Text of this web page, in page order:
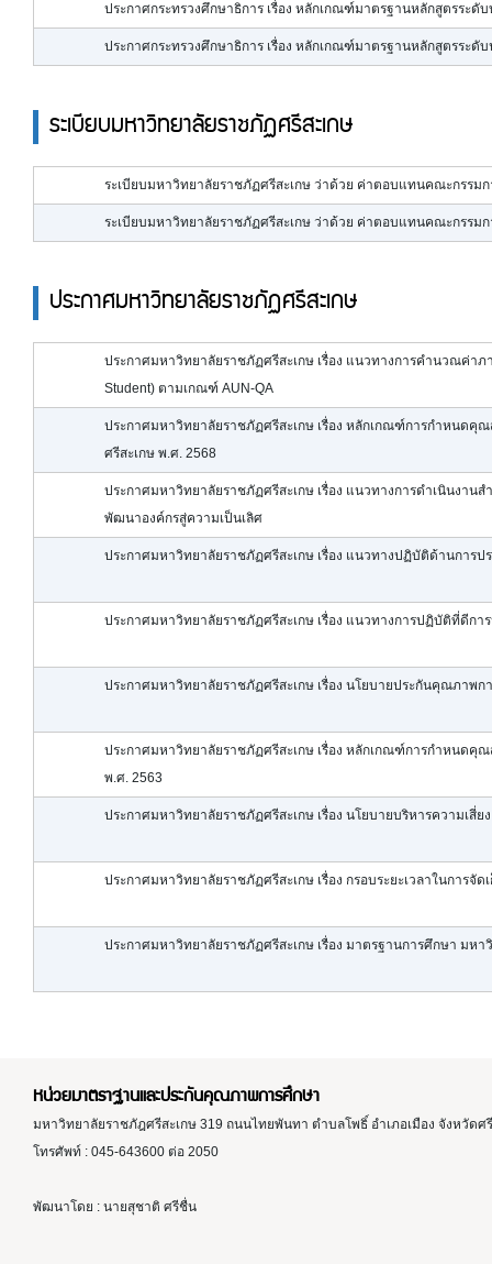
ประกาศกระทรวงศึกษาธิการ เรื่อง หลักเกณฑ์มาตรฐานหลักสูตรระ
ประกาศกระทรวงศึกษาธิการ เรื่อง หลักเกณฑ์มาตรฐานหลักสูตรระดั
ระเบียบมหาวิทยาลัยราชภัฏศรีสะเกษ
ระเบียบมหาวิทยาลัยราชภัฏศรีสะเกษ ว่าด้วย ค่าตอบแทนคณะกรร
ระเบียบมหาวิทยาลัยราชภัฏศรีสะเกษ ว่าด้วย ค่าตอบแทนคณะกรรม
ประกาศมหาวิทยาลัยราชภัฏศรีสะเกษ
ประกาศมหาวิทยาลัยราชภัฏศรีสะเกษ เรื่อง แนวทางการคำนวณค่าภา
Student) ตามเกณฑ์ AUN-QA
ประกาศมหาวิทยาลัยราชภัฏศรีสะเกษ เรื่อง หลักเกณฑ์การกำหนด
ศรีสะเกษ พ.ศ. 2568
ประกาศมหาวิทยาลัยราชภัฏศรีสะเกษ เรื่อง แนวทางการดำเนินงา
พัฒนาองค์กรสู่ความเป็นเลิศ
ประกาศมหาวิทยาลัยราชภัฏศรีสะเกษ เรื่อง แนวทางปฏิบัติด้านการ
ประกาศมหาวิทยาลัยราชภัฏศรีสะเกษ เรื่อง แนวทางการปฏิบัติที่ดีก
ประกาศมหาวิทยาลัยราชภัฏศรีสะเกษ เรื่อง นโยบายประกันคุณภาพก
ประกาศมหาวิทยาลัยราชภัฏศรีสะเกษ เรื่อง หลักเกณฑ์การกำหนด
พ.ศ. 2563
ประกาศมหาวิทยาลัยราชภัฏศรีสะเกษ เรื่อง นโยบายบริหารความเสี่
ประกาศมหาวิทยาลัยราชภัฏศรีสะเกษ เรื่อง กรอบระยะเวลาในกา
ประกาศมหาวิทยาลัยราชภัฏศรีสะเกษ เรื่อง มาตรฐานการศึกษา มห
หน่วยมาตราฐานและประกันคุณภาพการศึกษา
มหาวิทยาลัยราชภัฎศรีสะเกษ 319 ถนนไทยพันทา ตำบลโพธิ์ อำเภอเมือง จังหวัดศ
โทรศัพท์ : 045-643600 ต่อ 2050
พัฒนาโดย : นายสุชาติ ศรีชื่น